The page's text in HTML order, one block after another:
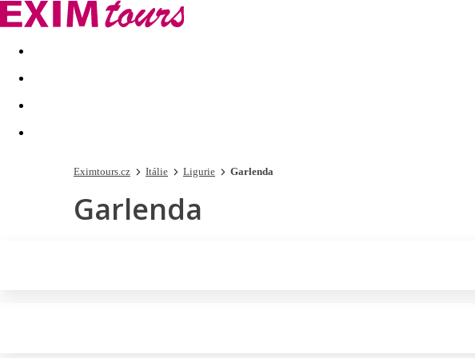
Akční nabídky Last minute
Eximtours.cz Itálie Ligurie Garlenda
Garlenda